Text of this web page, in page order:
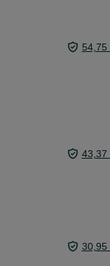
54,75
43,37
30,95